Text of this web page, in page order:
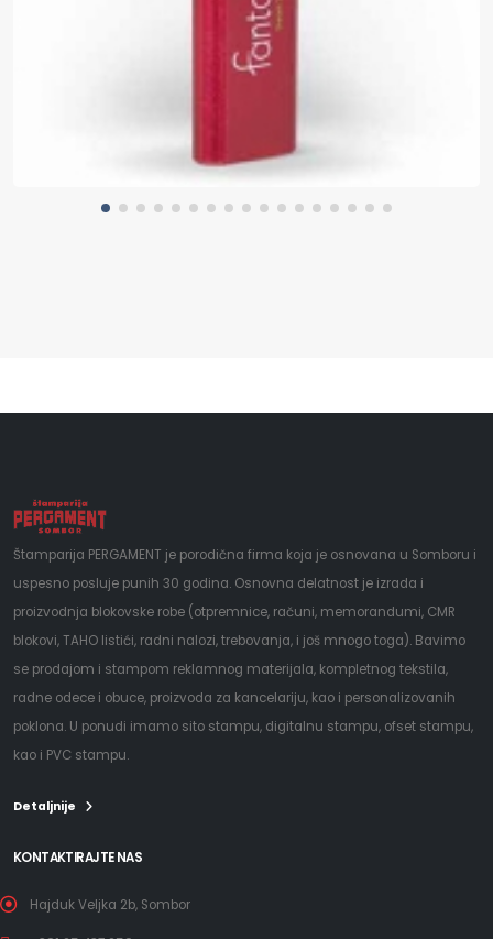
Štamparija PERGAMENT je porodična firma koja je osnovana u Somboru i
uspesno posluje punih 30 godina. Osnovna delatnost je izrada i
proizvodnja blokovske robe (otpremnice, računi, memorandumi, CMR
blokovi, TAHO listići, radni nalozi, trebovanja, i još mnogo toga). Bavimo
se prodajom i stampom reklamnog materijala, kompletnog tekstila,
radne odece i obuce, proizvoda za kancelariju, kao i personalizovanih
poklona. U ponudi imamo sito stampu, digitalnu stampu, ofset stampu,
kao i PVC stampu.
Detaljnije
KONTAKTIRAJTE NAS
Hajduk Veljka 2b, Sombor